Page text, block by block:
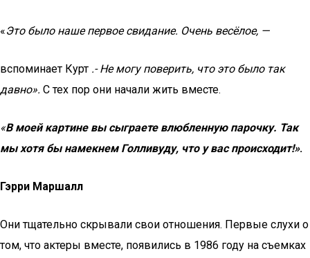
«Это было наше первое свидание. Очень весёлое, —
вспоминает Курт .- Не могу поверить, что это было так
давно». С тех пор они начали жить вместе.
«В моей картине вы сыграете влюбленную парочку. Так
мы хотя бы намекнем Голливуду, что у вас происходит!».
Гэрри Маршалл
Они тщательно скрывали свои отношения. Первые слухи о
том, что актеры вместе, появились в 1986 году на съемках